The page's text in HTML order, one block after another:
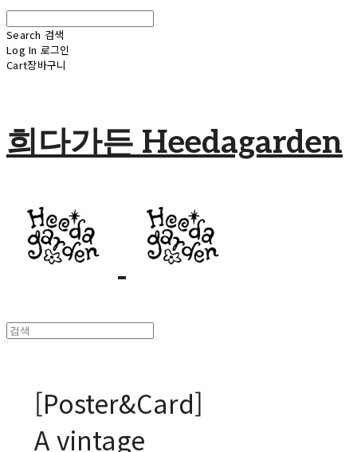
Search 검색
Log In 로그인
Cart장바구니
희다가든 Heedagarden
[Poster&Card]
A vintage